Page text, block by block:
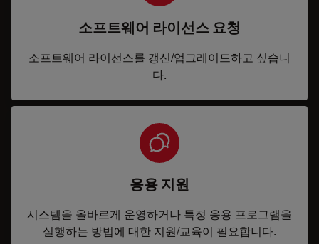
소프트웨어 라이선스 요청
소프트웨어 라이선스를 갱신/업그레이드하고 싶습니
다.
응용 지원
시스템을 올바르게 운영하거나 특정 응용 프로그램을
실행하는 방법에 대한 지원/교육이 필요합니다.